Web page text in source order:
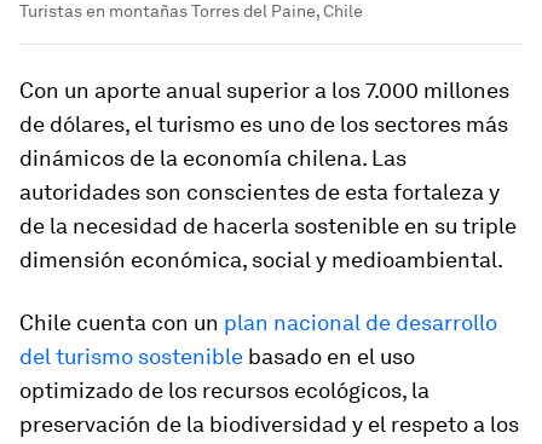
Turistas en montañas Torres del Paine, Chile
Con un aporte anual superior a los 7.000 millones
de dólares, el turismo es uno de los sectores más
dinámicos de la economía chilena. Las
autoridades son conscientes de esta fortaleza y
de la necesidad de hacerla sostenible en su triple
dimensión económica, social y medioambiental.
Chile cuenta con un plan nacional de desarrollo
del turismo sostenible basado en el uso
optimizado de los recursos ecológicos, la
preservación de la biodiversidad y el respeto a los